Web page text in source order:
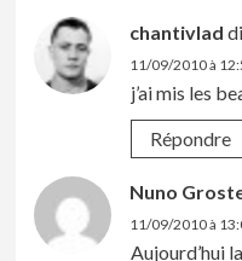
chantivlad
11/09/2010 à
j’ai mis les
Répondre
Nuno
11/09/2010 à
Aujourd’hui